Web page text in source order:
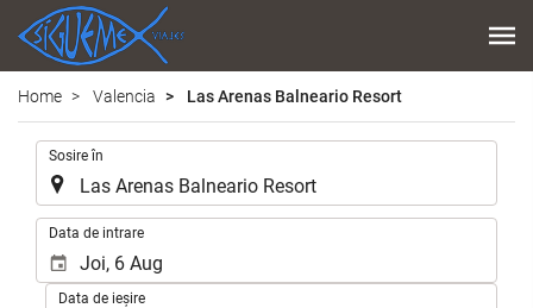
Home Valencia Las Arenas Balneario Resort
Sosire în
Data de intrare
Data de ieșire